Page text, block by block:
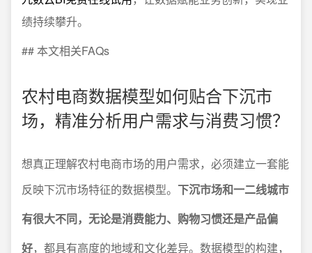
绩持续攀升。
## 本文相关FAQs
农村电商数据模型如何贴合下沉市
场，精准分析用户需求与消费习惯？
想真正理解农村电商市场的用户需求，必须建立一套能
反映下沉市场特征的数据模型。 下沉市场和一二线城市
有很大不同，无论是消费能力、购物习惯还是产品偏
好，都具有高度的地域和文化差异。数据模型的构建，